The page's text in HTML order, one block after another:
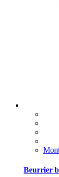
Beurrier